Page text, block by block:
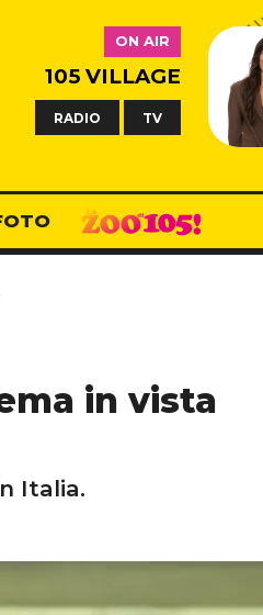
ON AIR
105 VILLAGE
RADIO TV
in vista
Italia.